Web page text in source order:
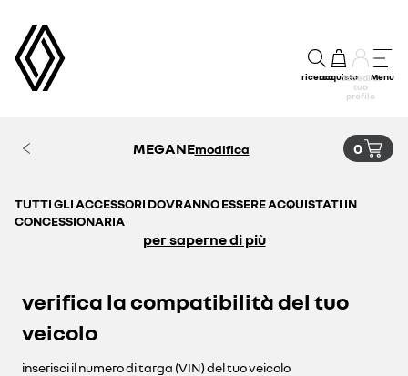
ricercaacquistoaccedi al
tuo
profilo
Menu
MEGANEmodifica 0
TUTTI GLI ACCESSORI DOVRANNO ESSERE ACQUISTATI IN
CONCESSIONARIA
per saperne di più
verifica la compatibilità del tuo
veicolo
inserisci il numero di targa (VIN) del tuo veicolo